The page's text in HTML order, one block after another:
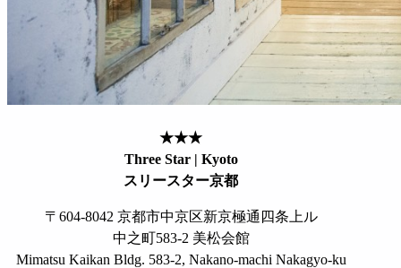
★★★
Three Star | Kyoto
スリースター京都
〒604-8042 京都市中京区新京極通四条上ル
中之町583-2 美松会館
Mimatsu Kaikan Bldg. 583-2, Nakano-machi Nakagyo-ku